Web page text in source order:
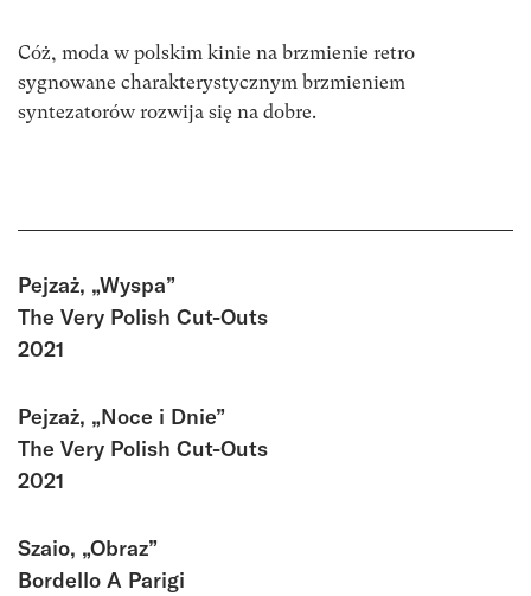
Cóż, moda w polskim kinie na brzmienie retro
sygnowane charakterystycznym brzmieniem
syntezatorów rozwija się na dobre.
Pejzaż, „Wyspa”
The Very Polish Cut-Outs
2021
Pejzaż, „Noce i Dnie”
The Very Polish Cut-Outs
2021
Szaio, „Obraz”
Bordello A Parigi